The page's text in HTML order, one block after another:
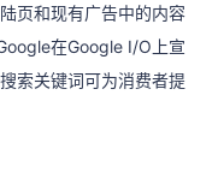
页和现有广告中的内容
在Google I/O上宣
索关键词可为消费者提